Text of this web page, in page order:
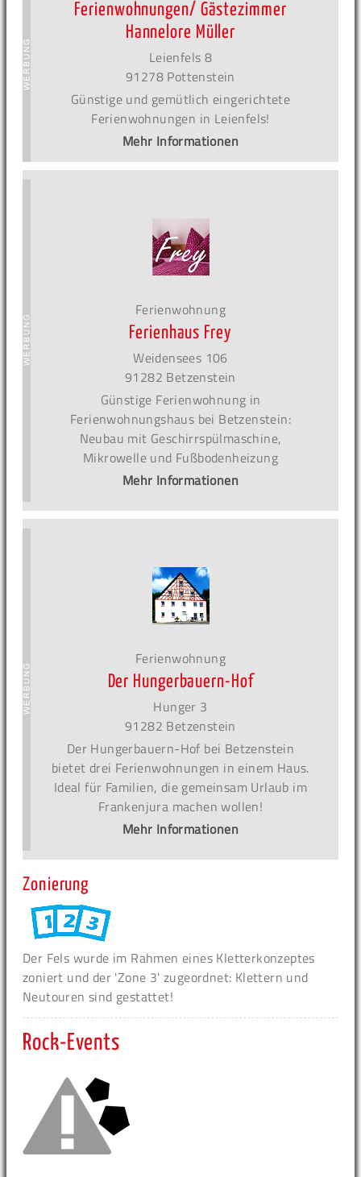
Ferienwohnungen/ Gästezimmer
Hannelore Müller
Leienfels 8
91278 Pottenstein
Günstige und gemütlich eingerichtete
Ferienwohnungen in Leienfels!
Mehr Informationen
Ferienwohnung
Ferienhaus Frey
Weidensees 106
91282 Betzenstein
Günstige Ferienwohnung in
Ferienwohnungshaus bei Betzenstein:
Neubau mit Geschirrspülmaschine,
Mikrowelle und Fußbodenheizung
Mehr Informationen
Ferienwohnung
Der Hungerbauern-Hof
Hunger 3
91282 Betzenstein
Der Hungerbauern-Hof bei Betzenstein
bietet drei Ferienwohnungen in einem Haus.
Ideal für Familien, die gemeinsam Urlaub im
Frankenjura machen wollen!
Mehr Informationen
Zonierung
Der Fels wurde im Rahmen eines Kletterkonzeptes
zoniert und der 'Zone 3' zugeordnet: Klettern und
Neutouren sind gestattet!
Rock-Events